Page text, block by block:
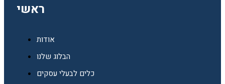
ראשי
אודות
הבלוג שלנו
כלים לבעלי עסקים